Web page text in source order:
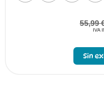
55,99
IVA
Sin